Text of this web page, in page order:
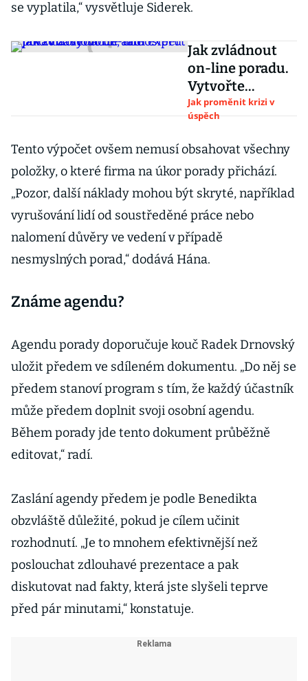
se vyplatila,“ vysvětluje Siderek.
Jak zvládnout
on-line poradu.
Vytvořte
atmosféru jako v
zasedačce, radí
expert
Jak proměnit krizi v
úspěch
Tento výpočet ovšem nemusí obsahovat všechny
položky, o které firma na úkor porady přichází.
„Pozor, další náklady mohou být skryté, například
vyrušování lidí od soustředěné práce nebo
nalomení důvěry ve vedení v případě
nesmyslných porad,“ dodává Hána.
Známe agendu?
Agendu porady doporučuje kouč Radek Drnovský
uložit předem ve sdíleném dokumentu. „Do něj se
předem stanoví program s tím, že každý účastník
může předem doplnit svoji osobní agendu.
Během porady jde tento dokument průběžně
editovat,“ radí.
Zaslání agendy předem je podle Benedikta
obzvláště důležité, pokud je cílem učinit
rozhodnutí. „Je to mnohem efektivnější než
poslouchat zdlouhavé prezentace a pak
diskutovat nad fakty, která jste slyšeli teprve
před pár minutami,“ konstatuje.